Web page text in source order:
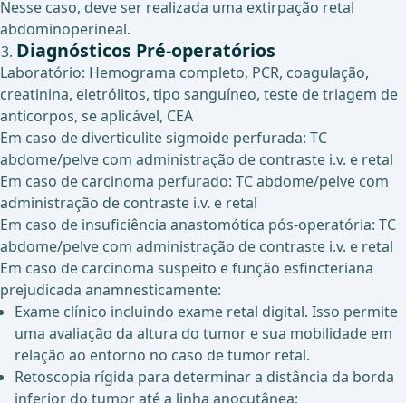
Nesse caso, deve ser realizada uma extirpação retal
abdominoperineal.
Diagnósticos Pré-operatórios
Laboratório: Hemograma completo, PCR, coagulação,
creatinina, eletrólitos, tipo sanguíneo, teste de triagem de
anticorpos, se aplicável, CEA
Em caso de diverticulite sigmoide perfurada: TC
abdome/pelve com administração de contraste i.v. e retal
Em caso de carcinoma perfurado: TC abdome/pelve com
administração de contraste i.v. e retal
Em caso de insuficiência anastomótica pós-operatória: TC
abdome/pelve com administração de contraste i.v. e retal
Em caso de carcinoma suspeito e função esfincteriana
prejudicada anamnesticamente:
Exame clínico incluindo exame retal digital. Isso permite
uma avaliação da altura do tumor e sua mobilidade em
relação ao entorno no caso de tumor retal.
Retoscopia rígida para determinar a distância da borda
inferior do tumor até a linha anocutânea;